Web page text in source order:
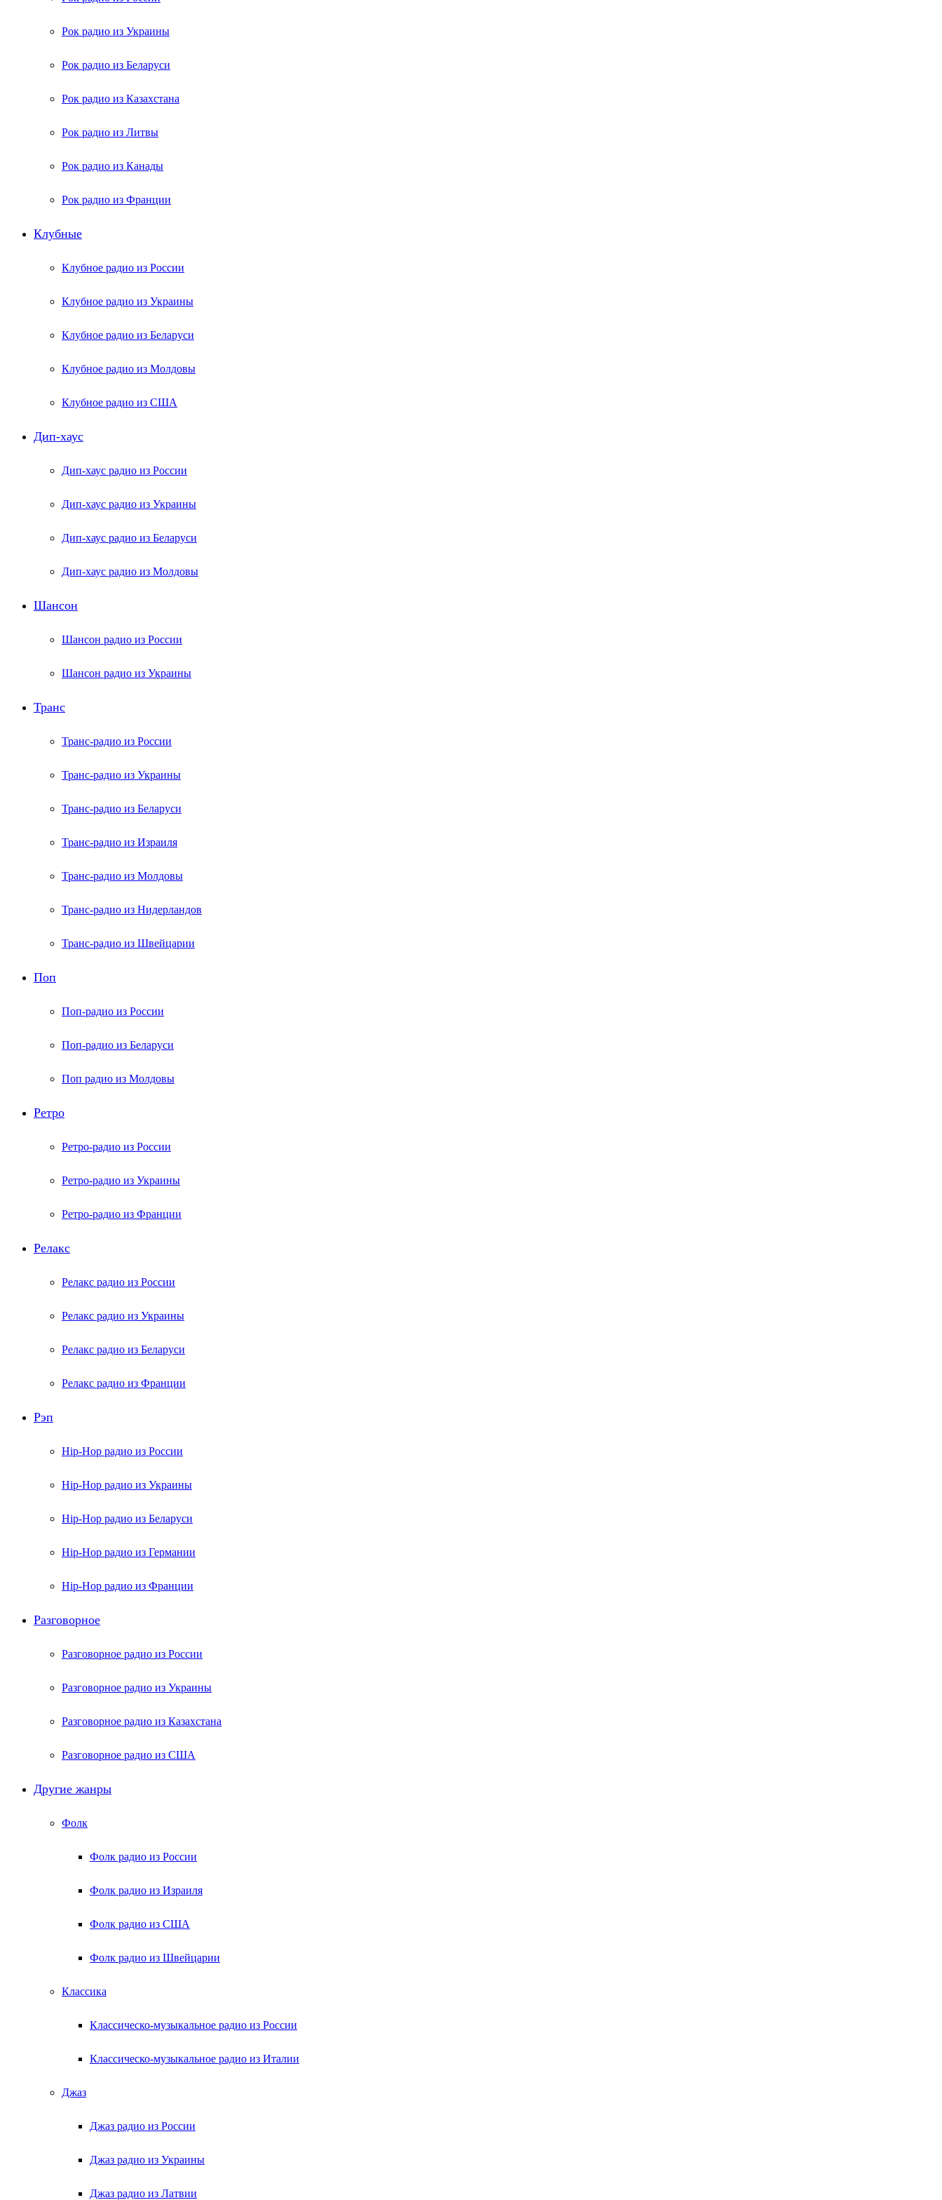
Рок радио из Украины
Рок радио из Беларуси
Рок радио из Казахстана
Рок радио из Литвы
Рок радио из Канады
Рок радио из Франции
Клубные
Клубное радио из России
Клубное радио из Украины
Клубное радио из Беларуси
Клубное радио из Молдовы
Клубное радио из США
Дип-хаус
Дип-хаус радио из России
Дип-хаус радио из Украины
Дип-хаус радио из Беларуси
Дип-хаус радио из Молдовы
Шансон
Шансон радио из России
Шансон радио из Украины
Транс
Транс-радио из России
Транс-радио из Украины
Транс-радио из Беларуси
Транс-радио из Израиля
Транс-радио из Молдовы
Транс-радио из Нидерландов
Транс-радио из Швейцарии
Поп
Поп-радио из России
Поп-радио из Беларуси
Поп радио из Молдовы
Ретро
Ретро-радио из России
Ретро-радио из Украины
Ретро-радио из Франции
Релакс
Релакс радио из России
Релакс радио из Украины
Релакс радио из Беларуси
Релакс радио из Франции
Рэп
Hip-Hop радио из России
Hip-Hop радио из Украины
Hip-Hop радио из Беларуси
Hip-Hop радио из Германии
Hip-Hop радио из Франции
Разговорное
Разговорное радио из России
Разговорное радио из Украины
Разговорное радио из Казахстана
Разговорное радио из США
Другие жанры
Фолк
Фолк радио из России
Фолк радио из Израиля
Фолк радио из США
Фолк радио из Швейцарии
Классика
Классическо-музыкальное радио из России
Классическо-музыкальное радио из Италии
Джаз
Джаз радио из России
Джаз радио из Украины
Джаз радио из Латвии